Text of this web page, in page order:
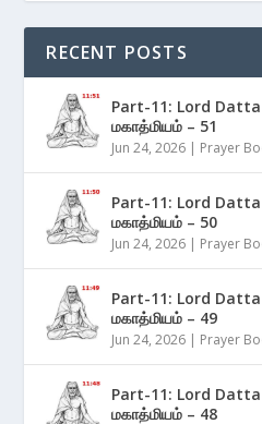
RECENT POSTS
Part-11: Lord
மகாத்மியம் – 51
Jun 24, 2026 | Prayer
Part-11: Lord
மகாத்மியம் – 50
Jun 24, 2026 | Prayer
Part-11: Lord
மகாத்மியம் – 49
Jun 24, 2026 | Prayer
Part-11: Lord
மகாத்மியம் – 48